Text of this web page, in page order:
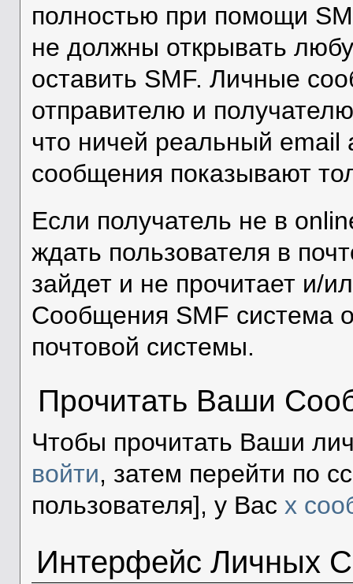
полностью при помощи
не должны открывать
оставить SMF. Личные
отправителю и
что ничей реальный email
сообщения показывают
Если получатель не в
ждать пользователя в
зайдет и не прочитает и/
Сообщения SMF система
почтовой системы.
Прочитать Ваши
Чтобы прочитать Ваши
войти, затем перейти по
пользователя], у Вас x
Интерфейс Личных